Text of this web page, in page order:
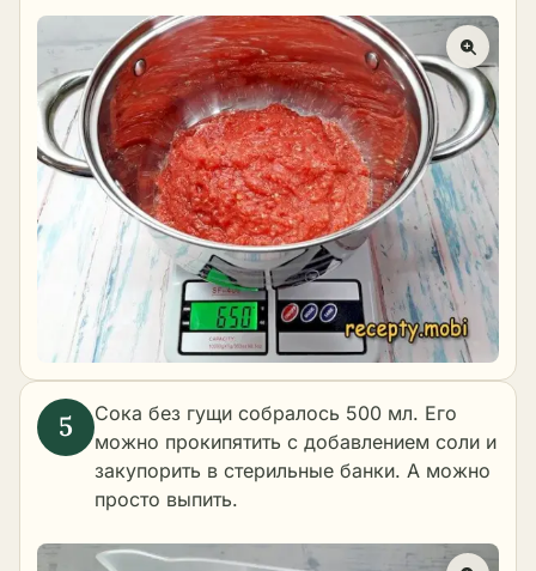
Сока без гущи собралось 500 мл. Его
можно прокипятить с добавлением соли и
закупорить в стерильные банки. А можно
просто выпить.